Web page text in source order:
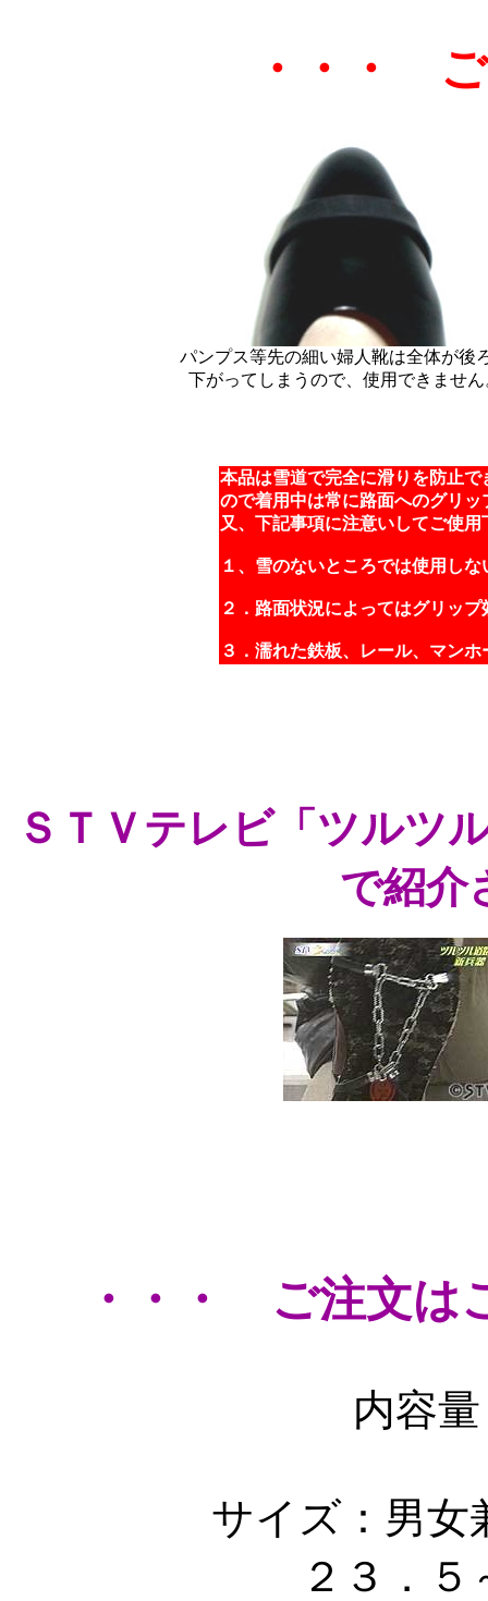
・・・
パンプス等先の細い婦人靴は全体が後
下がってしまうので、使用できません
本品は雪道で完全に滑りを防止
ので着用中は常に路面へのグリ
又、下記事項に注意いしてご使用
１、雪のないところでは使用しな
２．路面状況によってはグリッ
３．濡れた鉄板、レール、マン
ＳＴＶテレビ「ツルツ
で紹介
・・・ ご注文は
内容
サイズ：男
２３．